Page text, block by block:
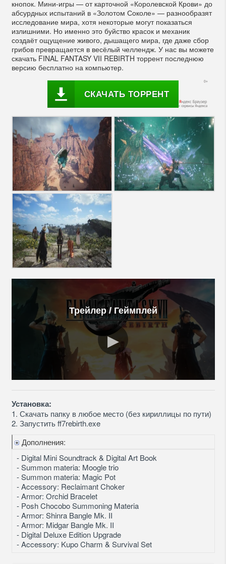
кнопок. Мини-игры — от карточной «Королевской Крови» до
абсурдных испытаний в «Золотом Соколе» — разнообразят
исследование мира, хотя некоторые могут показаться
излишними. Но именно это буйство красок и механик
создаёт ощущение живого, дышащего мира, где даже сбор
грибов превращается в весёлый челлендж. У нас вы можете
скачать FINAL FANTASY VII REBIRTH торрент последнюю
версию бесплатно на компьютер.
СКАЧАТЬ ТОРРЕНТ
Трейлер / Геймплей
Установка:
1. Скачать папку в любое место (без кириллицы по пути)
2. Запустить ff7rebirth.exe
Дополнения:
- Digital Mini Soundtrack & Digital Art Book
- Summon materia: Moogle trio
- Summon materia: Magic Pot
- Accessory: Reclaimant Choker
- Armor: Orchid Bracelet
- Posh Chocobo Summoning Materia
- Armor: Shinra Bangle Mk. II
- Armor: Midgar Bangle Mk. II
- Digital Deluxe Edition Upgrade
- Accessory: Kupo Charm & Survival Set